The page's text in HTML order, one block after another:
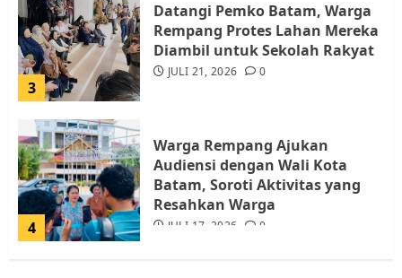
3
Datangi Pemko Batam, Warga
Rempang Protes Lahan Mereka
Diambil untuk Sekolah Rakyat
JULI 21, 2026 0
4
Warga Rempang Ajukan
Audiensi dengan Wali Kota
Batam, Soroti Aktivitas yang
Resahkan Warga
JULI 17, 2026 0